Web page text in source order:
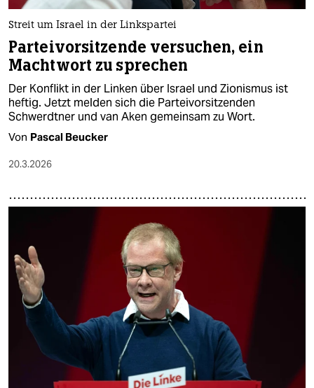
Streit um Israel in der Linkspartei
Parteivorsitzende versuchen, ein
Machtwort zu sprechen
Der Konflikt in der Linken über Israel und Zionismus ist
heftig. Jetzt melden sich die Parteivorsitzenden
Schwerdtner und van Aken gemeinsam zu Wort.
Von Pascal Beucker
20.3.2026